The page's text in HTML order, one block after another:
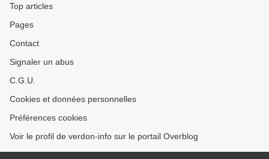
Top articles
Pages
Contact
Signaler un abus
C.G.U.
Cookies et données personnelles
Préférences cookies
Voir le profil de verdon-info sur le portail Overblog